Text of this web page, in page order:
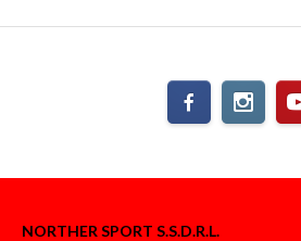
NORTHER SPORT S.S.D.R.L.